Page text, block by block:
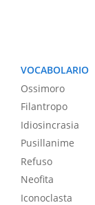
VOCABOLARIO
Ossimoro
Filantropo
Idiosincrasia
Pusillanime
Refuso
Neofita
Iconoclasta